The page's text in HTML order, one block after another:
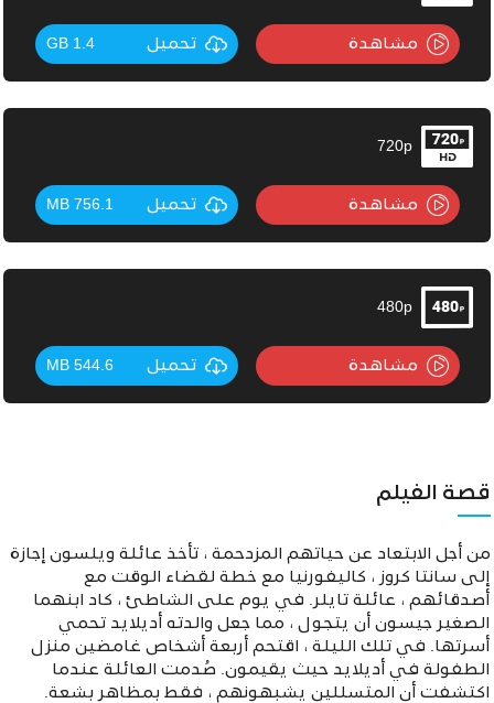
مشاهدة تحميل 1.4 GB
720p
مشاهدة تحميل 756.1 MB
480p
مشاهدة تحميل 544.6 MB
قصة الفيلم
من أجل الابتعاد عن حياتهم المزدحمة ، تأخذ عائلة ويلسون إجازة
إلى سانتا كروز ، كاليفورنيا مع خطة لقضاء الوقت مع
أصدقائهم ، عائلة تايلر. في يوم على الشاطئ ، كاد ابنهما
الصغير جيسون أن يتجول ، مما جعل والدته أديلايد تحمي
أسرتها. في تلك الليلة ، اقتحم أربعة أشخاص غامضين منزل
الطفولة في أديلايد حيث يقيمون. صُدمت العائلة عندما
اكتشفت أن المتسللين يشبهونهم ، فقط بمظاهر بشعة.